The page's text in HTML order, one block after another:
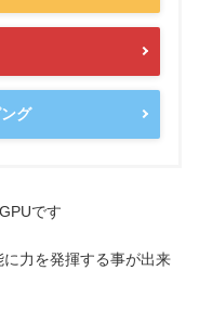
グ
です
力を発揮する事が出来